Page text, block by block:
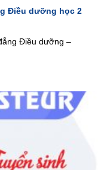
Điều dưỡng học 2
Điều dưỡng –